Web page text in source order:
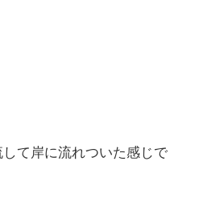
て岸に流れついた感じで